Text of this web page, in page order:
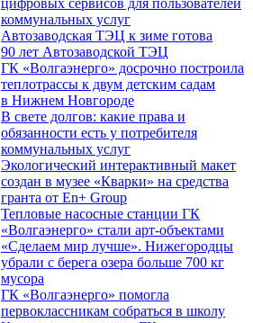
цифровых сервисов для пользователей
коммунальных услуг
Автозаводская ТЭЦ к зиме готова
90 лет Автозаводской ТЭЦ
ГК «Волгаэнерго» досрочно построила
теплотрассы к двум детским садам
в Нижнем Новгороде
В свете долгов: какие права и
обязанности есть у потребителя
коммунальных услуг
Экологический интерактивный макет
создан в музее «Кварки» на средства
гранта от En+ Group
Тепловые насосные станции ГК
«Волгаэнерго» стали арт-объектами
«Сделаем мир лучше». Нижегородцы
убрали с берега озера больше 700 кг
мусора
ГК «Волгаэнерго» помогла
первоклассникам собраться в школу